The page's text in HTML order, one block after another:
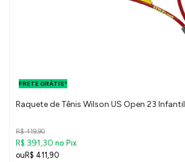
FRETE GRÁTIS*
Raquete de Tênis Wilson US Open 23 Infantil
R$ 419,90
R$ 391,30 no Pix
R$ 411,90